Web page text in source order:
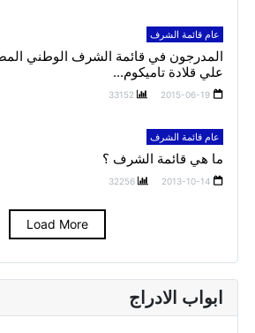
ابواب الادراج
عام قائمة الشرف
المدرجون في قائمة الشرف الوطني
علي قلادة تاميكوم...
2015-06-19
33152
عام قائمة الشرف
ما هي قائمة الشرف ؟
2013-10-14
32256
Load More